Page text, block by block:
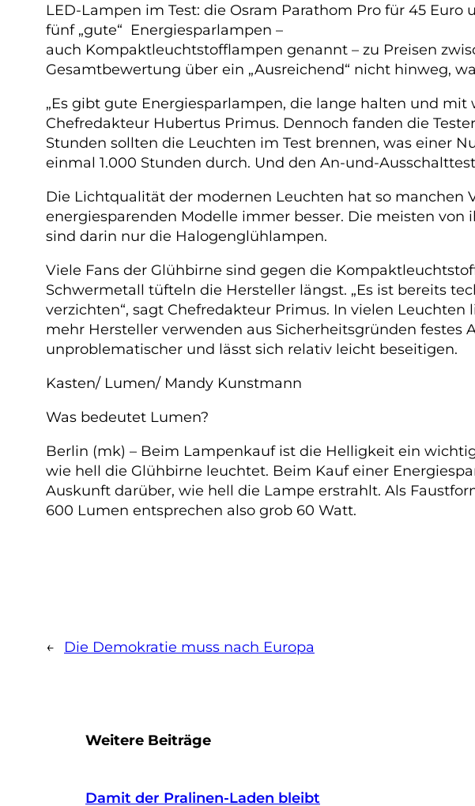
LED-Lampen im Test: die Osram Parathom Pro für 45
fünf „gute“ Energiesparlampen –
auch Kompaktleuchtstofflampen genannt – zu Preisen
Gesamtbewertung über ein „Ausreichend“ nicht hinweg,
„Es gibt gute Energiesparlampen, die lange halten und
Chefredakteur Hubertus Primus. Dennoch fanden die
Stunden sollten die Leuchten im Test brennen, was einer
einmal 1.000 Stunden durch. Und den An-und-
Die Lichtqualität der modernen Leuchten hat so manchen
energiesparenden Modelle immer besser. Die meisten von
sind darin nur die Halogenglühlampen.
Viele Fans der Glühbirne sind gegen die
Schwermetall tüfteln die Hersteller längst. „Es ist bereits
verzichten“, sagt Chefredakteur Primus. In vielen
mehr Hersteller verwenden aus Sicherheitsgründen festes
unproblematischer und lässt sich relativ leicht beseitigen.
Kasten/ Lumen/ Mandy Kunstmann
Was bedeutet Lumen?
Berlin (mk) – Beim Lampenkauf ist die Helligkeit ein
wie hell die Glühbirne leuchtet. Beim Kauf einer
Auskunft darüber, wie hell die Lampe erstrahlt. Als
600 Lumen entsprechen also grob 60 Watt.
← Die Demokratie muss nach Europa
Weitere Beiträge
Damit der Pralinen-Laden bleibt